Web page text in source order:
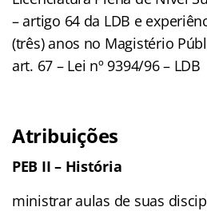
– artigo 64 da LDB e
(três) anos no Magistério
art. 67 – Lei nº 9394/96 – LDB
Atribuições
PEB II – História
ministrar aulas de suas